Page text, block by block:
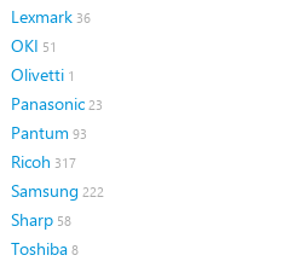
Lexmark 36
OKI 51
Olivetti 1
Panasonic 23
Pantum 93
Ricoh 317
Samsung 222
Sharp 58
Toshiba 8